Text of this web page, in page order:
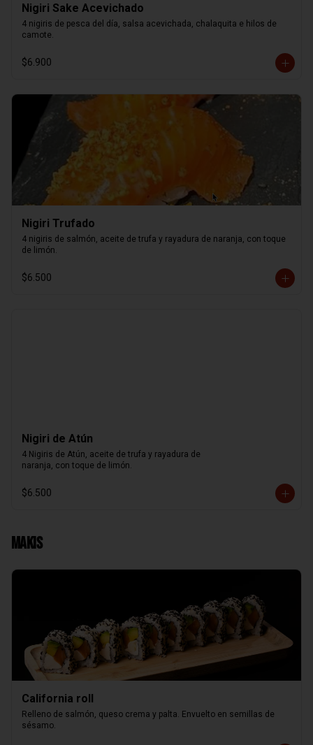
Nigiri Sake Acevichado
4 nigiris de pesca del día, salsa acevichada, chalaquita e hilos de
camote.
$6.900
Nigiri Trufado
4 nigiris de salmón, aceite de trufa y rayadura de naranja, con toque
de limón.
$6.500
Nigiri de Atún
4 Nigiris de Atún, aceite de trufa y rayadura de
naranja, con toque de limón.
$6.500
Makis
California roll
Relleno de salmón, queso crema y palta. Envuelto en semillas de
sésamo.